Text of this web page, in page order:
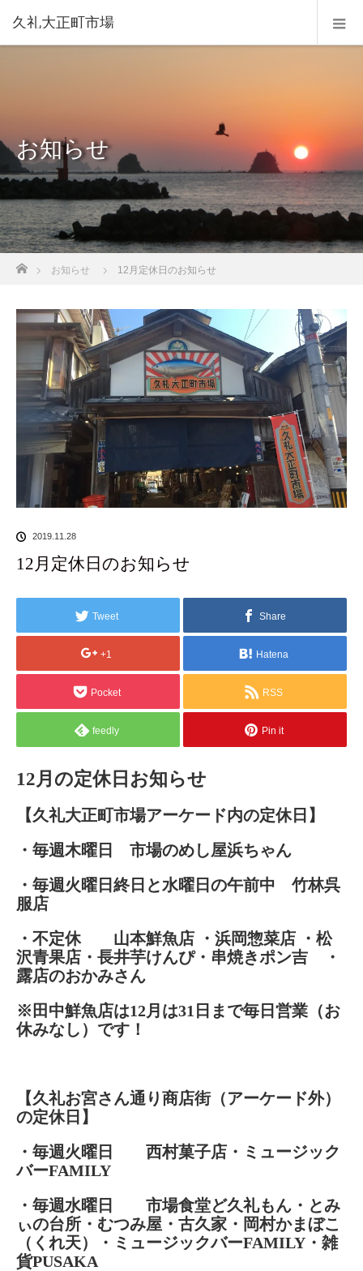
久礼大正町市場
お知らせ
ホーム
お知らせ 12月定休日のお知らせ
2019.11.28
12月定休日のお知らせ
Tweet Share
+1 Hatena
Pocket RSS
feedly Pin it
12月の定休日お知らせ
【久礼大正町市場アーケード内の定休日】
・毎週木曜日 市場のめし屋浜ちゃん
・毎週火曜日終日と水曜日の午前中 竹林呉
服店
・不定休 山本鮮魚店 ・浜岡惣菜店 ・松
沢青果店・長井芋けんぴ・串焼きポン吉 ・
露店のおかみさん
※田中鮮魚店は12月は31日まで毎日営業（お
休みなし）です！
【久礼お宮さん通り商店街（アーケード外）
の定休日】
・毎週火曜日 西村菓子店・ミュージック
バーFAMILY
・毎週水曜日 市場食堂ど久礼もん・とみ
ぃの台所・むつみ屋・古久家・岡村かまぼこ
（くれ天）・ミュージックバーFAMILY・雑
貨PUSAKA